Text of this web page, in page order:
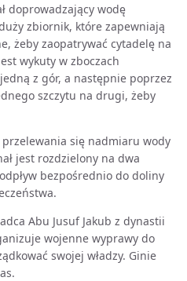
doprowadzający wodę
zbiornik, które zapewniają
żeby zaopatrywać cytadelę na
wykuty w zboczach
z gór, a następnie poprzez
szczytu na drugi, żeby
się nadmiaru wody
jest rozdzielony na dwa
bezpośrednio do doliny
Abu Jusuf Jakub z dynastii
wojenne wyprawy do
swojej władzy. Ginie